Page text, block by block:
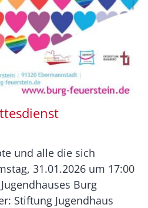
und alle die sich
31.01.2026 um 17:00
Burg
Stiftung Jugendhaus